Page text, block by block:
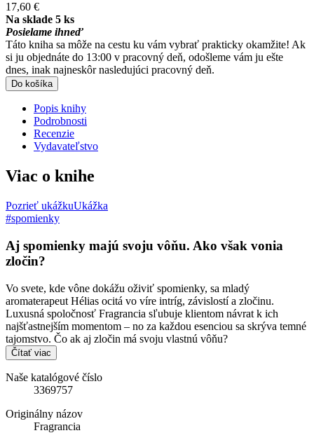
17,60 €
Na sklade 5 ks
Posielame ihneď
Táto kniha sa môže na cestu ku vám vybrať prakticky okamžite! Ak
si ju objednáte do 13:00 v pracovný deň, odošleme vám ju ešte
dnes, inak najneskôr nasledujúci pracovný deň.
Do košíka
Popis knihy
Podrobnosti
Recenzie
Vydavateľstvo
Viac o knihe
Pozrieť ukážkuUkážka
#spomienky
Aj spomienky majú svoju vôňu. Ako však vonia
zločin?
Vo svete, kde vône dokážu oživiť spomienky, sa mladý
aromaterapeut Hélias ocitá vo víre intríg, závislostí a zločinu.
Luxusná spoločnosť Fragrancia sľubuje klientom návrat k ich
najšťastnejším momentom – no za každou esenciou sa skrýva temné
tajomstvo. Čo ak aj zločin má svoju vlastnú vôňu?
Čítať viac
Naše katalógové číslo
3369757
Originálny názov
Fragrancia